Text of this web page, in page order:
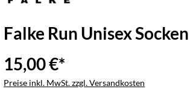
Falke Run Unisex Socken
15,00 €*
Preise inkl. MwSt. zzgl. Versandkosten